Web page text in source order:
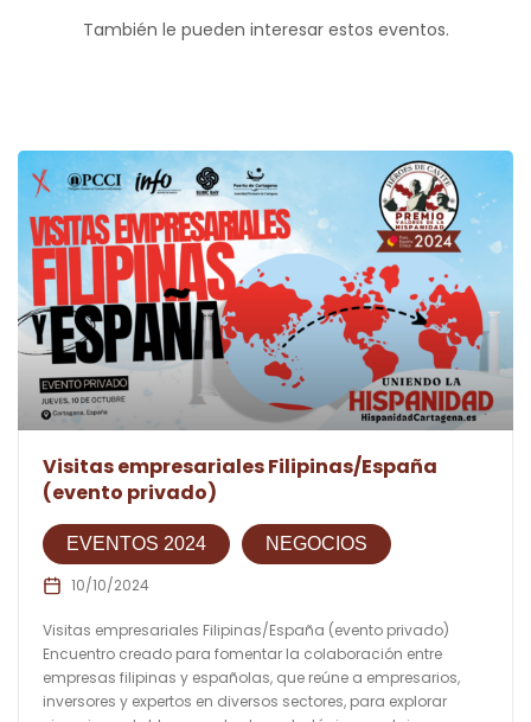
También le pueden interesar estos eventos.
Visitas empresariales Filipinas/España
(evento privado)
EVENTOS 2024 NEGOCIOS
10/10/2024
Visitas empresariales Filipinas/España (evento privado)
Encuentro creado para fomentar la colaboración entre
empresas filipinas y españolas, que reúne a empresarios,
inversores y expertos en diversos sectores, para explorar